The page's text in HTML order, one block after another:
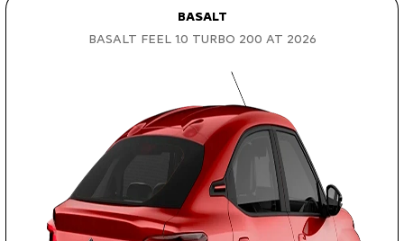
BASALT
BASALT FEEL 1.0 TURBO 200 AT 2026